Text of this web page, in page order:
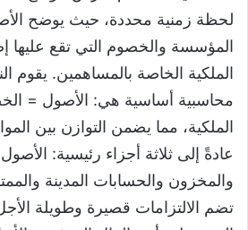
لحظة زمنية محددة، حيث يوضح
المؤسسة والخصوم التي تقع عليها
الملكية الخاصة بالمساهمين. يقوم
محاسبية أساسية هي: الأصول =
الملكية، مما يضمن التوازن بين
عادةً إلى ثلاثة أجزاء رئيسية:
والمخزون والحسابات المدينة
تضم الالتزامات قصيرة وطويلة